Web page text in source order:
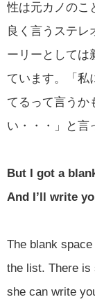
性は元カノのこ
良く言うステレ
ーリーとしては
ています。「私
てるって言うか
い・・・」と言
But I got a
And I’ll write
The blank
the list. There is
she can write